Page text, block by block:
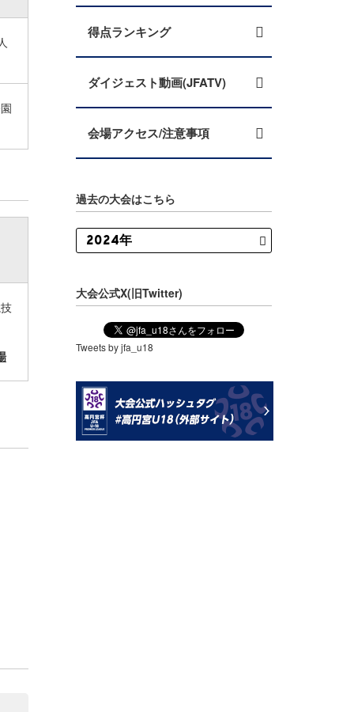
得点ランキング
ダイジェスト動画(JFATV)
会場アクセス/注意事項
過去の大会はこちら
大会公式X(旧Twitter)
Tweets by jfa_u18